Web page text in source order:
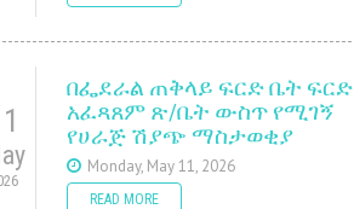
በፌደራል ጠቅላይ ፍርድ ቤት ፍርድ
አፈጻጸም ጽ/ቤት ውስጥ የሚገኝ
የሀራጅ ሽያጭ ማስታወቂያ
Monday, May 11, 2026
READ MORE